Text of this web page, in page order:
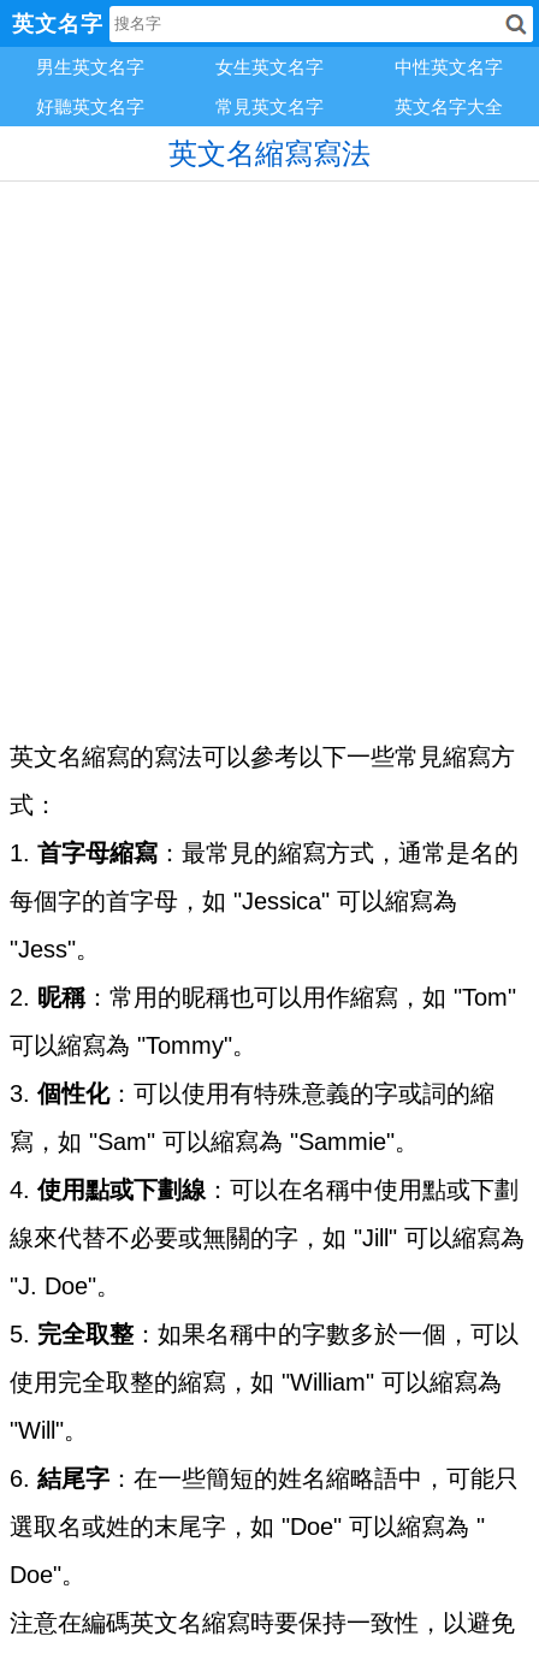
英文名字
男生英文名字 女生英文名字
中性英文名字
好聽英文名字
常見英文名字 英文名字大全
英文名縮寫寫法
英文名縮寫的寫法可以參考以下一些常見縮寫方
式：
1. 首字母縮寫 ：最常見的縮寫方式，通常是名的
每個字的首字母，如 "Jessica" 可以縮寫為
"Jess"。
2. 昵稱：常用的昵稱也可以用作縮寫，如 "Tom"
可以縮寫為 "Tommy"。
3. 個性化：可以使用有特殊意義的字或詞的縮
寫，如 "Sam" 可以縮寫為 "Sammie"。
4. 使用點或下劃線 ：可以在名稱中使用點或下劃
線來代替不必要或無關的字，如 "Jill" 可以縮寫為
"J. Doe"。
5. 完全取整：如果名稱中的字數多於一個，可以
使用完全取整的縮寫，如 "William" 可以縮寫為
"Will"。
6. 結尾字 ：在一些簡短的姓名縮略語中，可能只
選取名或姓的末尾字，如 "Doe" 可以縮寫為 "
Doe"。
注意在編碼英文名縮寫時要保持一致性，以避免